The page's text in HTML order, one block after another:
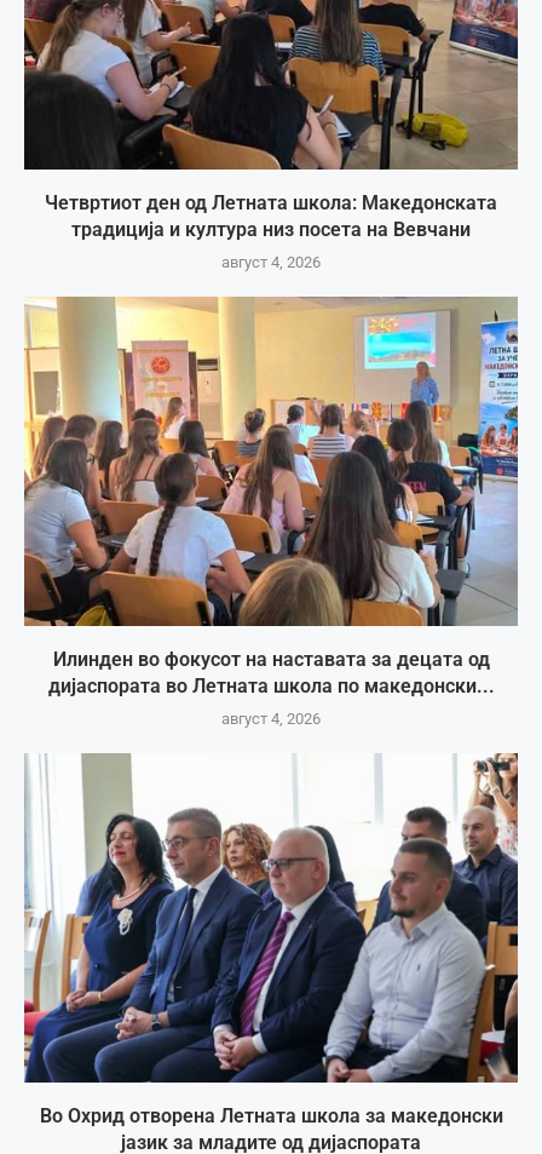
Четвртиот ден од Летната школа: Македонската
традиција и култура низ посета на Вевчани
август 4, 2026
Илинден во фокусот на наставата за децата од
дијаспората во Летната школа по македонски...
август 4, 2026
Во Охрид отворена Летната школа за македонски
јазик за младите од дијаспората